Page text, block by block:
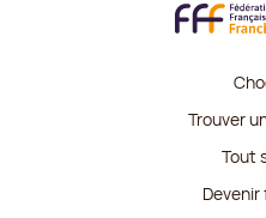
Trouver
Tout